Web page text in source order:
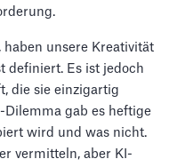
unsere Kreativität
definiert. Es ist jedoch
die sie einzigartig
Dilemma gab es heftige
wird und was nicht.
vermitteln, aber KI-